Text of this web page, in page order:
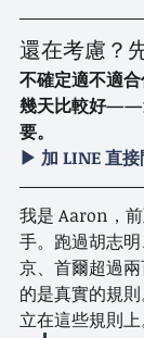
還在考慮？
不確定適不適合
幾天比較好——
要。
▶ 加 LINE 直接
我是 Aaron，
手。跑過胡志
京、首爾超過
的是真實的規
立在這些規則上